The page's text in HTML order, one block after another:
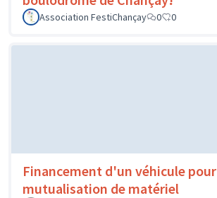
Association FestiChançay
0 0
Financement d'un véhicule pour
mutualisation de matériel